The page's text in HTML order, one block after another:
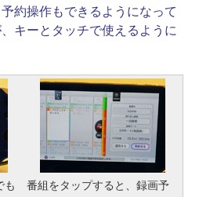
約操作もできるようになって
キーとタッチで使えるように
も
番組をタップすると、録画予